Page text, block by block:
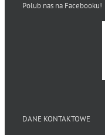
Polub nas na Facebooku!
DANE KONTAKTOWE